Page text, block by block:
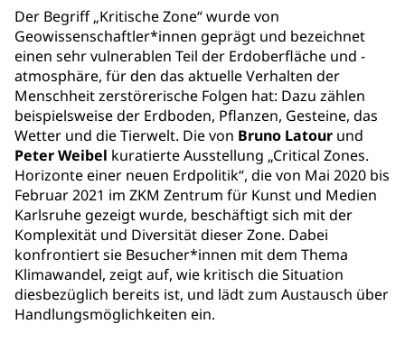
Der Begriff „Kritische Zone“ wurde von
Geowissenschaftler*innen geprägt und bezeichnet
einen sehr vulnerablen Teil der Erdoberfläche und -
atmosphäre, für den das aktuelle Verhalten der
Menschheit zerstörerische Folgen hat: Dazu zählen
beispielsweise der Erdboden, Pflanzen, Gesteine, das
Wetter und die Tierwelt. Die von Bruno Latour und
Peter Weibel kuratierte Ausstellung „Critical Zones.
Horizonte einer neuen Erdpolitik“, die von Mai 2020 bis
Februar 2021 im ZKM Zentrum für Kunst und Medien
Karlsruhe gezeigt wurde, beschäftigt sich mit der
Komplexität und Diversität dieser Zone. Dabei
konfrontiert sie Besucher*innen mit dem Thema
Klimawandel, zeigt auf, wie kritisch die Situation
diesbezüglich bereits ist, und lädt zum Austausch über
Handlungsmöglichkeiten ein.